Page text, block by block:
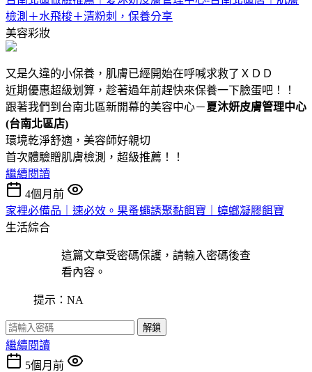
檢測＋水飛梭＋清粉刺，保養分享
美容彩妝
又是久違的小保養，肌膚已經開始在呼喊求救了ＸＤＤ
近期優惠超級划算，趁著過年前趕快來保養一下臉蛋吧！！
跟著我們到台南北區新開幕的美容中心－夏沐妍皮膚管理中心
(台南北區店)
環境乾淨舒適，美容師好親切
首次體驗贈肌膚檢測，超級推薦！！
繼續閱讀
4個月前
家裡必備品｜速必效。果蚤蠅誘聚黏餌寶｜蟑螂凝膠餌寶
生活綜合
這篇文章受密碼保護，請輸入密碼後查
看內容。
提示：NA
解鎖
繼續閱讀
5個月前